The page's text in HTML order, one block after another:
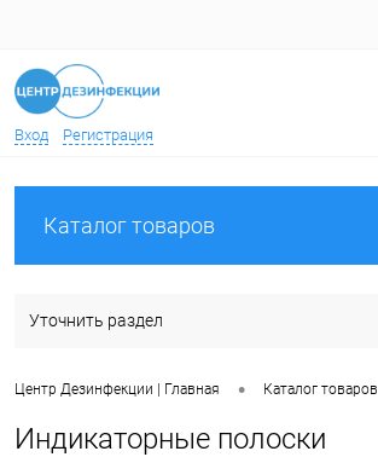
Вход Регистрация
Каталог товаров
Уточнить раздел
Центр Дезинфекции | Главная • Каталог товаров
Индикаторные полоски